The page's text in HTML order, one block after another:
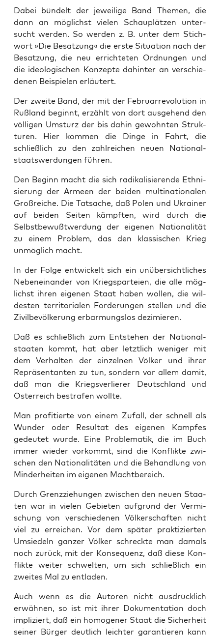
Dabei bün­delt der jewei­li­ge Band The­men, die
dann an mög­lichst vie­len Schau­plät­zen unter­
sucht wer­den. So wer­den z. B. unter dem Stich­
wort »Die Besat­zung« die ers­te Situa­ti­on nach der
Besat­zung, die neu errich­te­ten Ord­nun­gen und
die ideo­lo­gi­schen Kon­zep­te dahin­ter an ver­schie­
de­nen Bei­spie­len erläutert.
Der zwei­te Band, der mit der Febru­ar­re­vo­lu­ti­on in
Ruß­land beginnt, erzählt von dort aus­ge­hend den
völ­li­gen Umsturz der bis dahin gewohn­ten Struk­
tu­ren. Hier kom­men die Din­ge in Fahrt, die
schließ­lich zu den zahl­rei­chen neu­en Natio­nal­
staats­wer­dun­gen führen.
Den Beginn macht die sich radi­ka­li­sie­ren­de Eth­ni­
sie­rung der Armeen der bei­den mul­ti­na­tio­na­len
Groß­rei­che. Die Tat­sa­che, daß Polen und Ukrai­ner
auf bei­den Sei­ten kämpf­ten, wird durch die
Selbst­be­wußt­wer­dung der eige­nen Natio­na­li­tät
zu einem Pro­blem, das den klas­si­schen Krieg
unmög­lich macht.
In der Fol­ge ent­wi­ckelt sich ein unüber­sicht­li­ches
Neben­ein­an­der von Kriegs­par­tei­en, die alle mög­
lichst ihren eige­nen Staat haben wol­len, die wil­
des­ten ter­ri­to­ria­len For­de­run­gen stel­len und die
Zivil­be­völ­ke­rung erbar­mungs­los dezimieren.
Daß es schließ­lich zum Ent­ste­hen der Natio­nal­
staa­ten kommt, hat aber letzt­lich weni­ger mit
dem Ver­hal­ten der ein­zel­nen Völ­ker und ihrer
Reprä­sen­tan­ten zu tun, son­dern vor allem damit,
daß man die Kriegs­ver­lie­rer Deutsch­land und
Öster­reich bestra­fen wollte.
Man pro­fi­tier­te von einem Zufall, der schnell als
Wun­der oder Resul­tat des eige­nen Kamp­fes
gedeu­tet wur­de. Eine Pro­ble­ma­tik, die im Buch
immer wie­der vor­kommt, sind die Kon­flik­te zwi­
schen den Natio­na­li­tä­ten und die Behand­lung von
Min­der­hei­ten im eige­nen Machtbereich.
Durch Grenz­zie­hun­gen zwi­schen den neu­en Staa­
ten war in vie­len Gebie­ten auf­grund der Ver­mi­
schung von ver­schie­de­nen Völ­ker­schaf­ten nicht
viel zu errei­chen. Vor dem spä­ter prak­ti­zier­ten
Umsie­deln gan­zer Völ­ker schreck­te man damals
noch zurück, mit der Kon­se­quenz, daß die­se Kon­
flik­te wei­ter schwel­ten, um sich schließ­lich ein
zwei­tes Mal zu entladen.
Auch wenn es die Autoren nicht aus­drück­lich
erwäh­nen, so ist mit ihrer Doku­men­ta­ti­on doch
impli­ziert, daß ein homo­ge­ner Staat die Sicher­heit
sei­ner Bür­ger deut­lich leich­ter garan­tie­ren kann